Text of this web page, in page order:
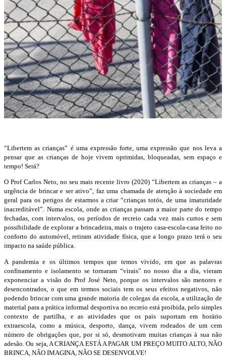
“Libertem as crianças” é uma expressão forte, uma expressão que nos leva a
pensar que as crianças de hoje vivem oprimidas, bloqueadas, sem espaço e
tempo! Será?
O Prof Carlos Neto, no seu mais recente livro (2020) “Libertem as crianças – a
urgência de brincar e ser ativo”, faz uma chamada de atenção à sociedade em
geral para os perigos de estarmos a criar “crianças totós, de uma imaturidade
inacreditável”. Numa escola, onde as crianças passam a maior parte do tempo
fechadas, com intervalos, ou períodos de recreio cada vez mais curtos e sem
possibilidade de explorar a brincadeira, mais o trajeto casa-escola-casa feito no
conforto do automóvel, retiram atividade física, que a longo prazo terá o seu
impacto na saúde pública.
A pandemia e os últimos tempos que temos vivido, em que as palavras
confinamento e isolamento se tornaram “virais” no nosso dia a dia, vieram
exponenciar a visão do Prof José Neto, porque os intervalos são menores e
desencontrados, o que em termos sociais tem os seus efeitos negativos, não
podendo brincar com uma grande maioria de colegas da escola, a utilização de
material para a prática informal desportiva no recreio está proibida, pelo simples
contexto de partilha, e as atividades que os pais suportam em horário
extraescola, como a música, desporto, dança, vivem rodeados de um cem
número de obrigações que, por si só, desmotivam muitas crianças à sua não
adesão. Ou seja, A CRIANÇA ESTÁ A PAGAR UM PREÇO MUITO ALTO, NÃO
BRINCA, NÃO IMAGINA, NÃO SE DESENVOLVE!